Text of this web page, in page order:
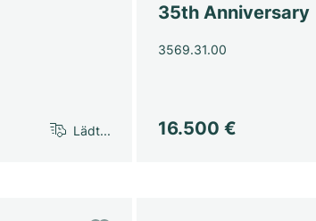
Lädt...
35th Anniversary
3569.31.00
16.500 €